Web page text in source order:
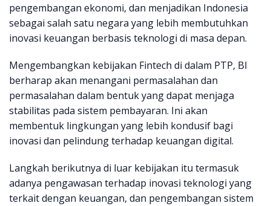
pengembangan ekonomi, dan menjadikan Indonesia
sebagai salah satu negara yang lebih membutuhkan
inovasi keuangan berbasis teknologi di masa depan.
Mengembangkan kebijakan Fintech di dalam PTP, BI
berharap akan menangani permasalahan dan
permasalahan dalam bentuk yang dapat menjaga
stabilitas pada sistem pembayaran. Ini akan
membentuk lingkungan yang lebih kondusif bagi
inovasi dan pelindung terhadap keuangan digital.
Langkah berikutnya di luar kebijakan itu termasuk
adanya pengawasan terhadap inovasi teknologi yang
terkait dengan keuangan, dan pengembangan sistem